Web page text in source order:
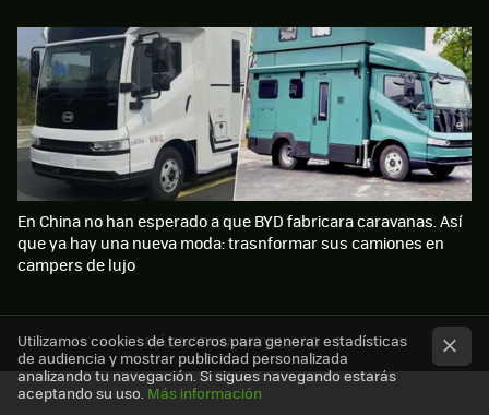
MÁS XATAKA MOVILIDAD
En China no han esperado a que BYD fabricara caravanas. Así
que ya hay una nueva moda: trasnformar sus camiones en
campers de lujo
Utilizamos cookies de terceros para generar estadísticas
de audiencia y mostrar publicidad personalizada
analizando tu navegación. Si sigues navegando estarás
aceptando su uso. Más información